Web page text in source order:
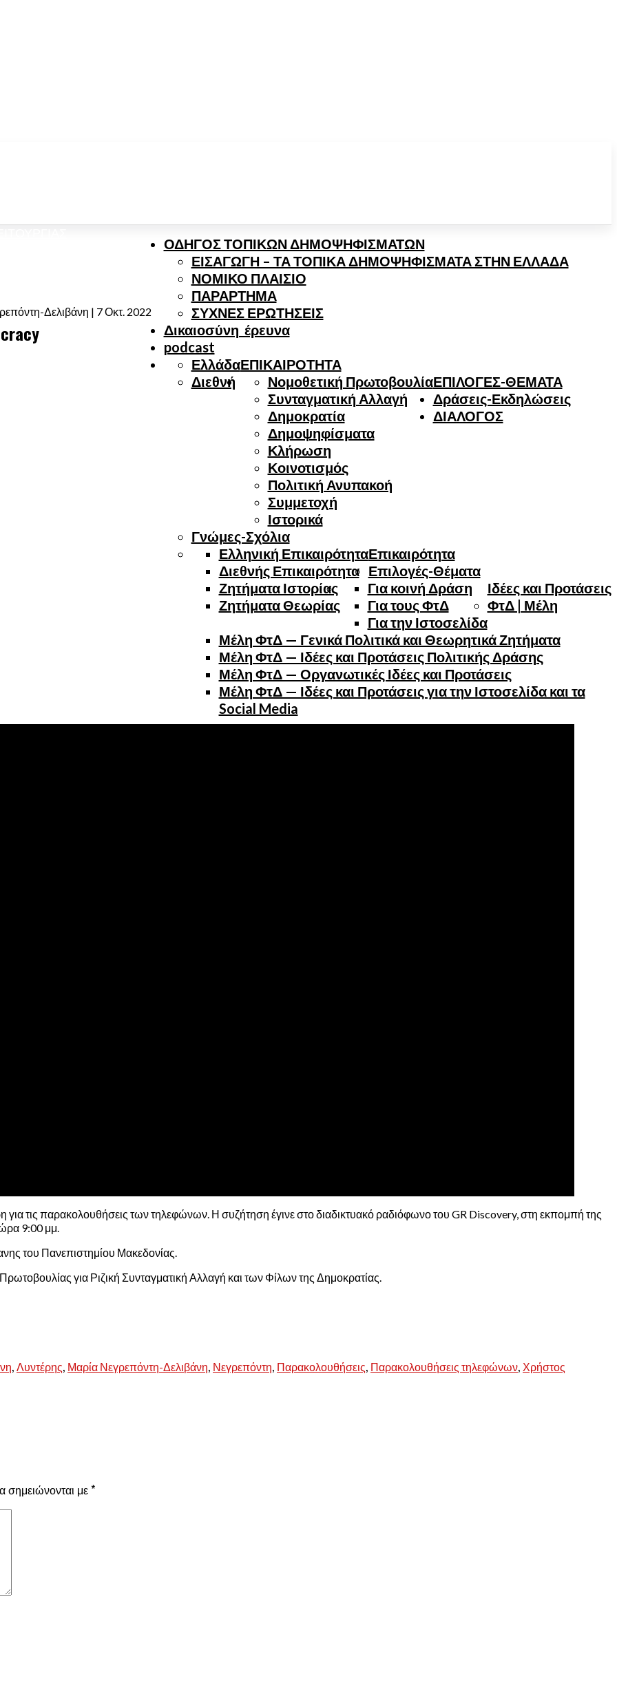
ΟΔΗΓΟΣ ΤΟΠΙΚΩΝ ΔΗΜΟΨΗΦΙΣΜΑΤΩΝ
ΕΙΣΑΓΩΓΗ – ΤΑ ΤΟΠΙΚΑ ΔΗΜΟΨΗΦΙΣΜΑΤΑ ΣΤΗΝ ΕΛΛΑΔΑ
ΝΟΜΙΚΟ ΠΛΑΙΣΙΟ
ΠΑΡΑΡΤΗΜΑ
ΣΥΧΝΕΣ ΕΡΩΤΗΣΕΙΣ
Δικαιοσύνη_έρευνα
podcast
ΕΠΙΚΑΙΡΟΤΗΤΑ
Ελλάδα
Διεθνή
ΕΠΙΛΟΓΕΣ-ΘΕΜΑΤΑ
Νομοθετική Πρωτοβουλία
Συνταγματική Αλλαγή
Δημοκρατία
Δημοψηφίσματα
Κλήρωση
Κοινοτισμός
Πολιτική Ανυπακοή
Συμμετοχή
Ιστορικά
Δράσεις-Εκδηλώσεις
ΔΙΑΛΟΓΟΣ
Γνώμες-Σχόλια
Επικαιρότητα
Ελληνική Επικαιρότητα
Διεθνής Επικαιρότητα
Επιλογές-Θέματα
Ζητήματα Ιστορίας
Ζητήματα Θεωρίας
Ιδέες και Προτάσεις
Για κοινή Δράση
Για τους ΦτΔ
Για την Ιστοσελίδα
ΦτΔ | Μέλη
Μέλη ΦτΔ — Γενικά Πολιτικά και Θεωρητικά Ζητήματα
Μέλη ΦτΔ — Ιδέες και Προτάσεις Πολιτικής Δράσης
Μέλη ΦτΔ — Οργανωτικές Ιδέες και Προτάσεις
Μέλη ΦτΔ — Ιδέες και Προτάσεις για την Ιστοσελίδα και τα
Social Media
Δελιβάνη | 7 Οκτ. 2022
τις παρακολουθήσεις των τηλεφώνων. Η συζήτηση έγινε στο διαδικτυακό ραδιόφωνο του GR Discovery, στη εκπομπή της
9:00 μμ.
του Πανεπιστημίου Μακεδονίας.
για Ριζική Συνταγματική Αλλαγή και των Φίλων της Δημοκρατίας.
, Λυντέρης, Μαρία Νεγρεπόντη-Δελιβάνη, Νεγρεπόντη, Παρακολουθήσεις, Παρακολουθήσεις τηλεφώνων, Χρήστος
σημειώνονται με*